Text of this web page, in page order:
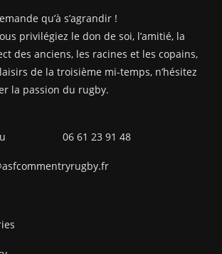
qu’à s’agrandir !
privilégiez le don de soi, l’amitié, la
des anciens, les racines et les copains,
de la troisième mi-temps, n’hésitez
la passion du rugby.
au 06 61 23 91 48